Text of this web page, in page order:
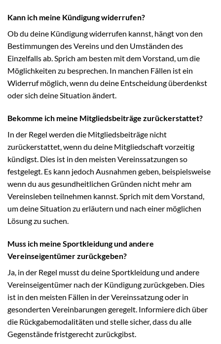
Kann ich meine Kündigung widerrufen?
Ob du deine Kündigung widerrufen kannst, hängt von den
Bestimmungen des Vereins und den Umständen des
Einzelfalls ab. Sprich am besten mit dem Vorstand, um die
Möglichkeiten zu besprechen. In manchen Fällen ist ein
Widerruf möglich, wenn du deine Entscheidung überdenkst
oder sich deine Situation ändert.
Bekomme ich meine Mitgliedsbeiträge zurückerstattet?
In der Regel werden die Mitgliedsbeiträge nicht
zurückerstattet, wenn du deine Mitgliedschaft vorzeitig
kündigst. Dies ist in den meisten Vereinssatzungen so
festgelegt. Es kann jedoch Ausnahmen geben, beispielsweise
wenn du aus gesundheitlichen Gründen nicht mehr am
Vereinsleben teilnehmen kannst. Sprich mit dem Vorstand,
um deine Situation zu erläutern und nach einer möglichen
Lösung zu suchen.
Muss ich meine Sportkleidung und andere
Vereinseigentümer zurückgeben?
Ja, in der Regel musst du deine Sportkleidung und andere
Vereinseigentümer nach der Kündigung zurückgeben. Dies
ist in den meisten Fällen in der Vereinssatzung oder in
gesonderten Vereinbarungen geregelt. Informiere dich über
die Rückgabemodalitäten und stelle sicher, dass du alle
Gegenstände fristgerecht zurückgibst.